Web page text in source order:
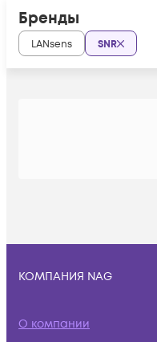
Бренды
LANsens SNR
КОМПАНИЯ NAG
О компании